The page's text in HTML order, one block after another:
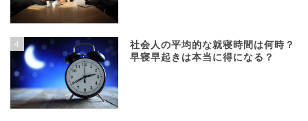
4
社会人の平均的な就寝時間は何時？
早寝早起きは本当に得になる？